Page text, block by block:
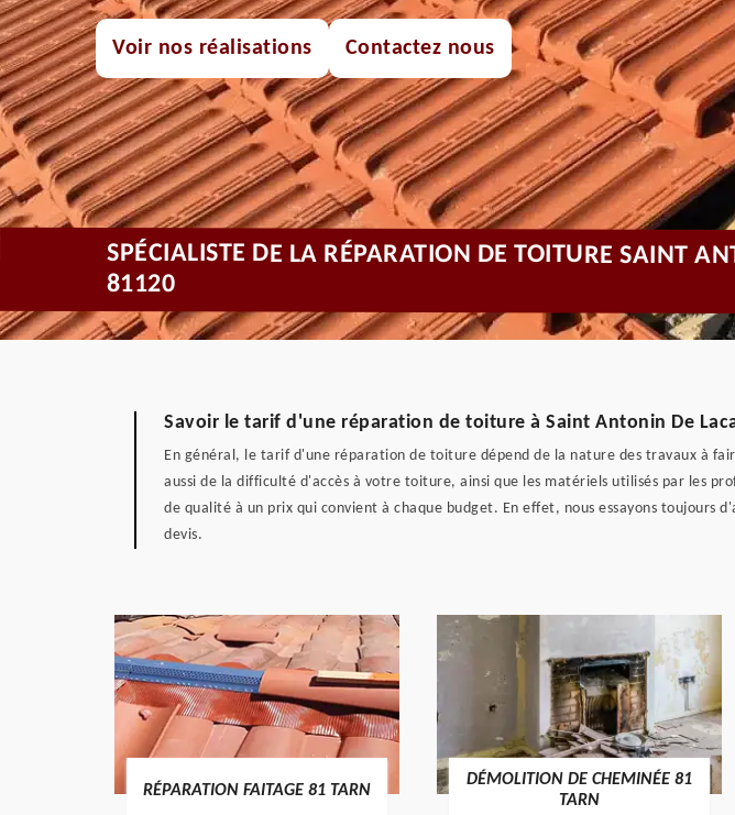
Voir nos réalisations Contactez nous
SPÉCIALISTE DE LA RÉPARATION DE TOITURE SAINT
81120
Savoir le tarif d'une réparation de toiture à Saint Antonin De
En général, le tarif d'une réparation de toiture dépend de la nature des travaux à
aussi de la difficulté d'accès à votre toiture, ainsi que les matériels utilisés par les
de qualité à un prix qui convient à chaque budget. En effet, nous essayons
devis.
DÉMOLITION DE CHEMINÉE 81
TARN
ISOLATION COMBLES TOITURE
81 TARN